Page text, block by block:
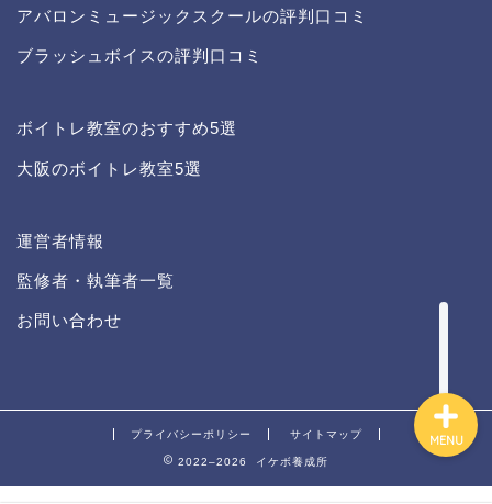
アバロンミュージックスクールの評判口コミ
ブラッシュボイスの評判口コミ
ボイトレ教室のおすすめ5選
大阪のボイトレ教室5選
運営者情報
監修者・執筆者一覧
お問い合わせ
プライバシーポリシー サイトマップ
2022–2026 イケボ養成所
MENU